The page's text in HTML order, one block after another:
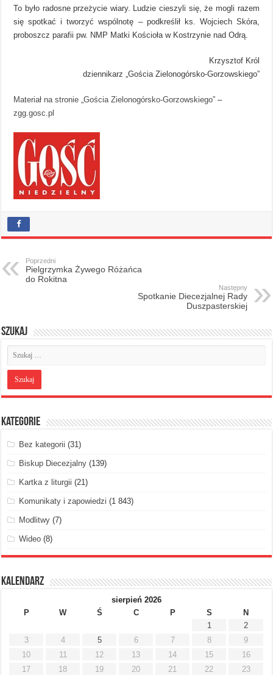
To było radosne przeżycie wiary. Ludzie cieszyli się, że mogli razem
się spotkać i tworzyć wspólnotę – podkreślił ks. Wojciech Skóra,
proboszcz parafii pw. NMP Matki Kościoła w Kostrzynie nad Odrą.
Krzysztof Król
dziennikarz „Gościa Zielonogórsko-Gorzowskiego”
Materiał na stronie „Gościa Zielonogórsko-Gorzowskiego” –
zgg.gosc.pl
Poprzedni
Pielgrzymka Żywego Różańca
do Rokitna
Następny
Spotkanie Diecezjalnej Rady
Duszpasterskiej
Szukaj
Kategorie
Bez kategorii (31)
Biskup Diecezjalny (139)
Kartka z liturgii (21)
Komunikaty i zapowiedzi (1 843)
Modlitwy (7)
Wideo (8)
Kalendarz
sierpień 2026
P
W Ś C P S
N
1
2
3
4 5 6 7 8
9
10
11 12 13 14 15
16
17
18 19 20 21 22
23